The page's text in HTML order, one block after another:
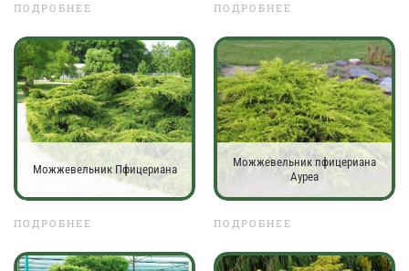
ПОДРОБНЕЕ ПОДРОБНЕЕ
Можжевельник Пфицериана
ПОДРОБНЕЕ
Можжевельник пфицериана
Ауреа
ПОДРОБНЕЕ